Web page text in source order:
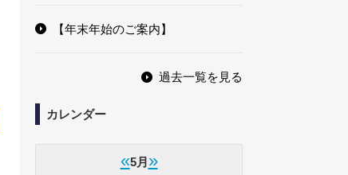
【年末年始のご案内】
過去一覧を見る
カレンダー
«5月 »